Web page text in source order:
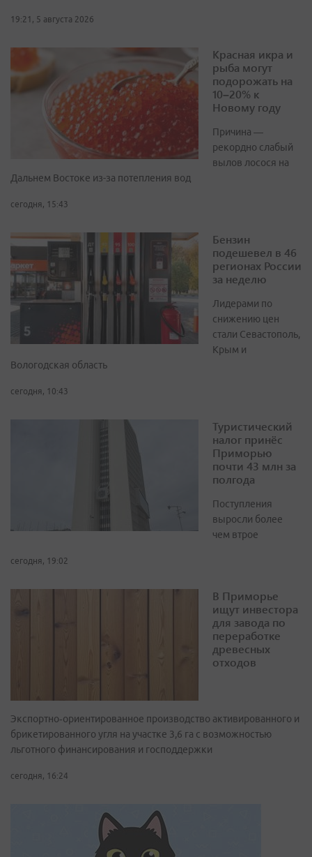
19:21, 5 августа 2026
Красная икра и
рыба могут
подорожать на
10–20% к
Новому году
Причина —
рекордно слабый
вылов лосося на
Дальнем Востоке из-за потепления вод
сегодня, 15:43
Бензин
подешевел в 46
регионах России
за неделю
Лидерами по
снижению цен
стали Севастополь,
Крым и
Вологодская область
сегодня, 10:43
Туристический
налог принёс
Приморью
почти 43 млн за
полгода
Поступления
выросли более
чем втрое
сегодня, 19:02
В Приморье
ищут инвестора
для завода по
переработке
древесных
отходов
Экспортно‑ориентированное производство активированного и
брикетированного угля на участке 3,6 га с возможностью
льготного финансирования и господдержки
сегодня, 16:24